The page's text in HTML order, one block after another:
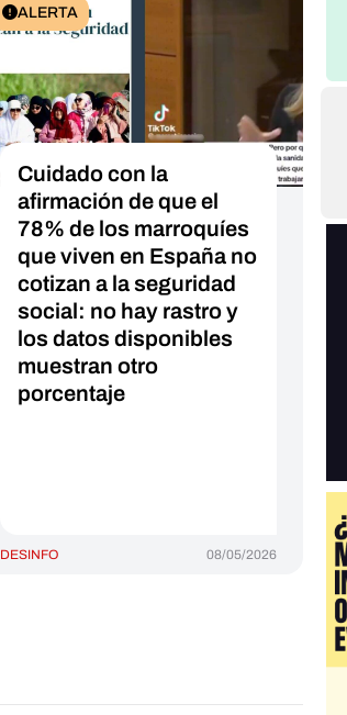
ALERTA
Cuidado con la
afirmación de que el
78% de los marroquíes
que viven en España no
cotizan a la seguridad
social: no hay rastro y
los datos disponibles
muestran otro
porcentaje
DESINFO 08/05/2026